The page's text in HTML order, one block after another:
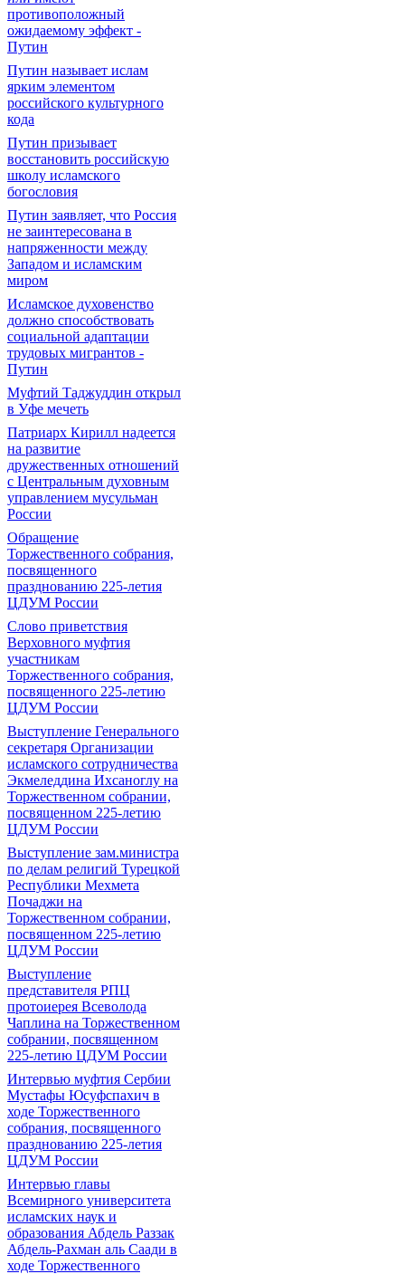
противоположный
ожидаемому эффект -
Путин
Путин называет ислам
ярким элементом
российского культурного
кода
Путин призывает
восстановить российскую
школу исламского
богословия
Путин заявляет, что Россия
не заинтересована в
напряженности между
Западом и исламским
миром
Исламское духовенство
должно способствовать
социальной адаптации
трудовых мигрантов -
Путин
Муфтий Таджуддин открыл
в Уфе мечеть
Патриарх Кирилл надеется
на развитие
дружественных отношений
с Центральным духовным
управлением мусульман
России
Обращение
Торжественного собрания,
посвященного
празднованию 225-летия
ЦДУМ России
Слово приветствия
Верховного муфтия
участникам
Торжественного собрания,
посвященного 225-летию
ЦДУМ России
Выступление Генерального
секретаря Организации
исламского сотрудничества
Экмеледдина Ихсаноглу на
Торжественном собрании,
посвященном 225-летию
ЦДУМ России
Выступление зам.министра
по делам религий Турецкой
Республики Мехмета
Почаджи на
Торжественном собрании,
посвященном 225-летию
ЦДУМ России
Выступление
представителя РПЦ
протоиерея Всеволода
Чаплина на Торжественном
собрании, посвященном
225-летию ЦДУМ России
Интервью муфтия Сербии
Мустафы Юсуфспахич в
ходе Торжественного
собрания, посвященного
празднованию 225-летия
ЦДУМ России
Интервью главы
Всемирного университета
исламских наук и
образования Абдель Раззак
Абдель-Рахман аль Саади в
ходе Торжественного